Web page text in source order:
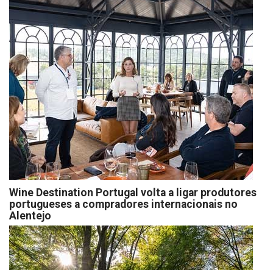
Wine Destination Portugal volta a ligar produtores
portugueses a compradores internacionais no
Alentejo